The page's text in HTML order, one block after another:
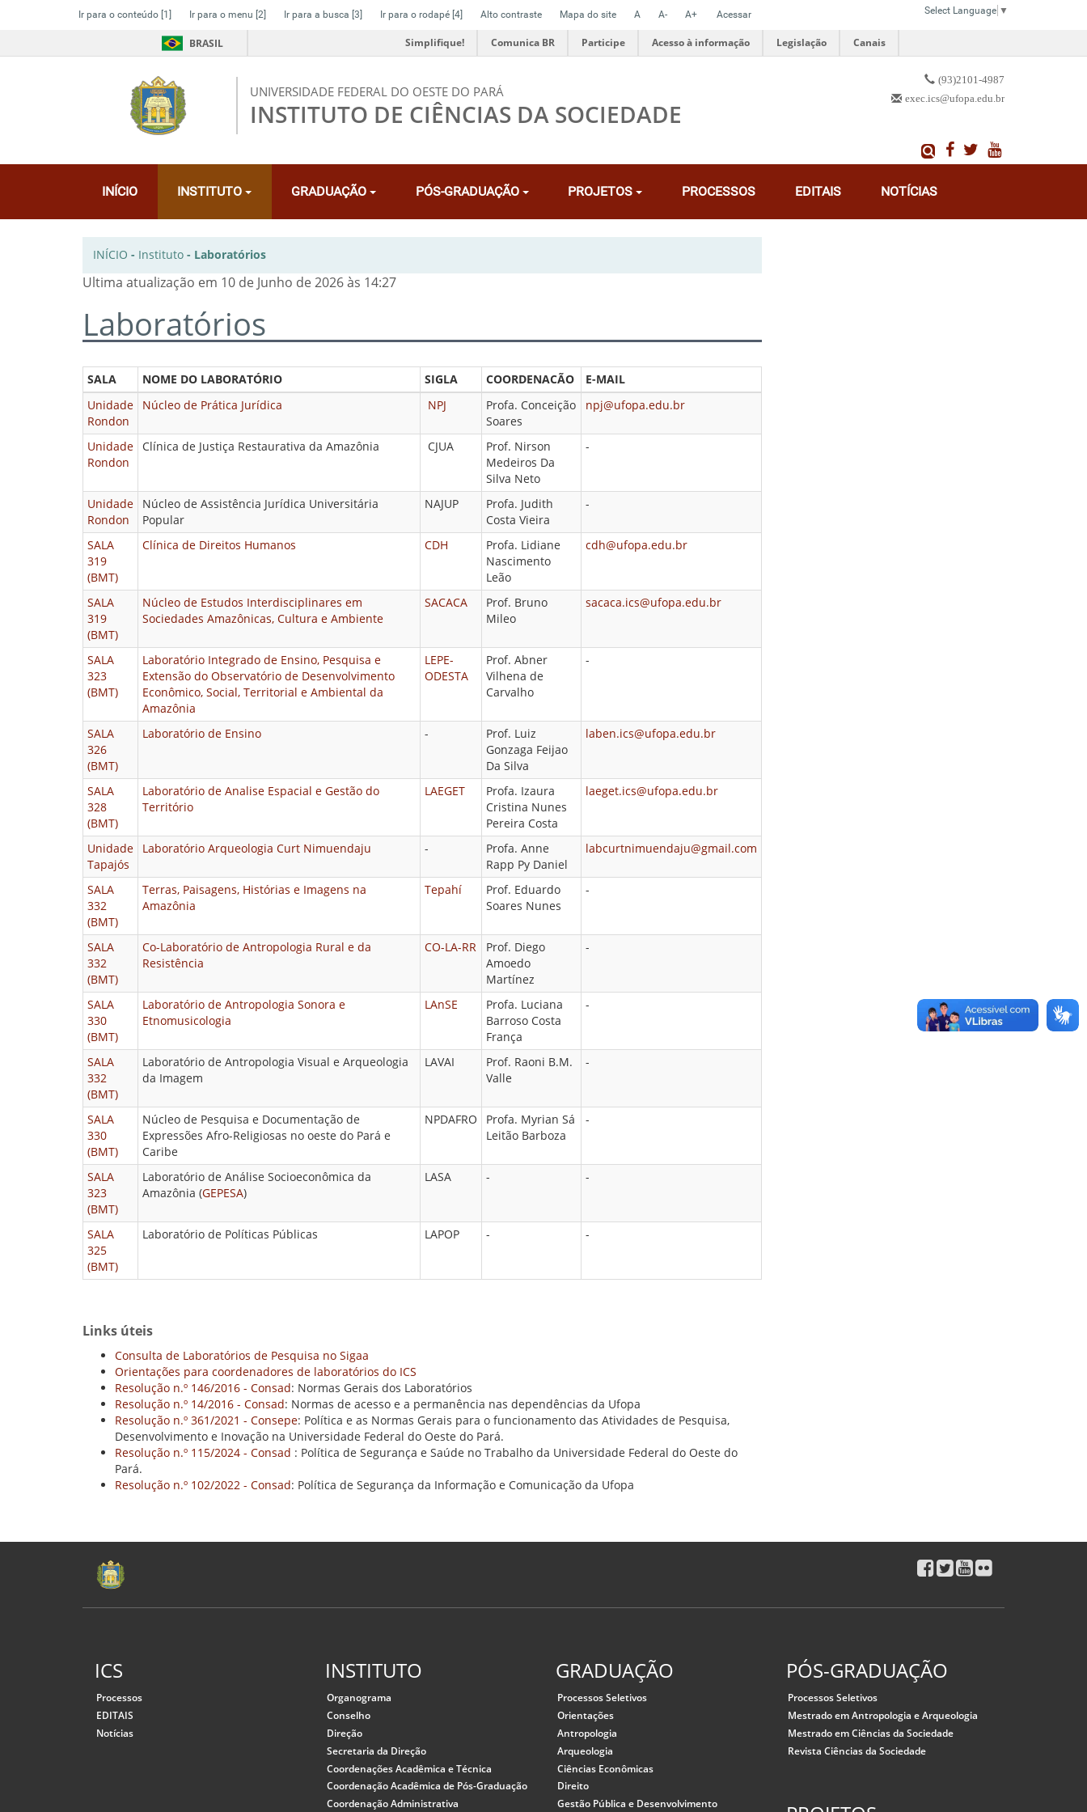
Ir para o conteúdo [1] Ir para o menu [2] Ir para a busca [3] Ir para o rodapé [4] Alto contraste Mapa do site A A- A+ Acessar Select Language ▼
BRASIL Simplifique! Comunica BR Participe Acesso à informação Legislação Canais
UNIVERSIDADE FEDERAL DO OESTE DO PARÁ
INSTITUTO DE CIÊNCIAS DA SOCIEDADE
(93)2101-4987
exec.ics@ufopa.edu.br
INÍCIO INSTITUTO GRADUAÇÃO PÓS-GRADUAÇÃO PROJETOS PROCESSOS EDITAIS NOTÍCIAS
INÍCIO - Instituto- Laboratórios
Ultima atualização em 10 de Junho de 2026 às 14:27
Laboratórios
SALA NOME DO LABORATÓRIO SIGLA COORDENACÃO
E-MAIL
Unidade
Rondon
Núcleo de Prática Jurídica NPJ
Profa. Conceição
Soares
npj@ufopa.edu.br
Unidade
Rondon
Clínica de Justiça Restaurativa da Amazônia CJUA
Prof. Nirson
Medeiros Da
Silva Neto
-
Unidade
Rondon
Núcleo de Assistência Jurídica Universitária
Popular
NAJUP
Profa. Judith
Costa Vieira
-
SALA
319
(BMT)
Clínica de Direitos Humanos CDH
Profa. Lidiane
Nascimento
Leão
cdh@ufopa.edu.br
SALA
319
(BMT)
Núcleo de Estudos Interdisciplinares em
Sociedades Amazônicas, Cultura e Ambiente
SACACA
Prof. Bruno
Mileo
sacaca.ics@ufopa.edu.br
SALA
323
(BMT)
Laboratório Integrado de Ensino, Pesquisa e
Extensão do Observatório de Desenvolvimento
Econômico, Social, Territorial e Ambiental da
Amazônia
LEPE-
ODESTA
Prof. Abner
Vilhena de
Carvalho
-
SALA
326
(BMT)
Laboratório de Ensino -
Prof. Luiz
Gonzaga Feijao
Da Silva
laben.ics@ufopa.edu.br
SALA
328
(BMT)
Laboratório de Analise Espacial e Gestão do
Território
LAEGET
Profa. Izaura
Cristina Nunes
Pereira Costa
laeget.ics@ufopa.edu.br
Unidade
Tapajós
Laboratório Arqueologia Curt Nimuendaju -
Profa. Anne
Rapp Py Daniel
labcurtnimuendaju@gmail.com
SALA
332
(BMT)
Terras, Paisagens, Histórias e Imagens na
Amazônia
Tepahí
Prof. Eduardo
Soares Nunes
-
SALA
332
(BMT)
Co-Laboratório de Antropologia Rural e da
Resistência
CO-LA-RR
Prof. Diego
Amoedo
Martínez
-
SALA
330
(BMT)
Laboratório de Antropologia Sonora e
Etnomusicologia
LAnSE
Profa. Luciana
Barroso Costa
França
-
SALA
332
(BMT)
Laboratório de Antropologia Visual e Arqueologia
da Imagem
LAVAI
Prof. Raoni B.M.
Valle
-
SALA
330
(BMT)
Núcleo de Pesquisa e Documentação de
Expressões Afro-Religiosas no oeste do Pará e
Caribe
NPDAFRO
Profa. Myrian Sá
Leitão Barboza
-
SALA
323
(BMT)
Laboratório de Análise Socioeconômica da
Amazônia (GEPESA)
LASA - -
SALA
325
(BMT)
Laboratório de Políticas Públicas LAPOP - -
Links úteis
Consulta de Laboratórios de Pesquisa no Sigaa
Orientações para coordenadores de laboratórios do ICS
Resolução n.º 146/2016 - Consad: Normas Gerais dos Laboratórios
Resolução n.º 14/2016 - Consad: Normas de acesso e a permanência nas dependências da Ufopa
Resolução n.º 361/2021 - Consepe: Política e as Normas Gerais para o funcionamento das Atividades de Pesquisa,
Desenvolvimento e Inovação na Universidade Federal do Oeste do Pará.
Resolução n.º 115/2024 - Consad : Política de Segurança e Saúde no Trabalho da Universidade Federal do Oeste do
Pará.
Resolução n.º 102/2022 - Consad: Política de Segurança da Informação e Comunicação da Ufopa
ICS
Processos
EDITAIS
Notícias
INSTITUTO
Organograma
Conselho
Direção
Secretaria da Direção
Coordenações Acadêmica e Técnica
Coordenação Acadêmica de Pós-Graduação
Coordenação Administrativa
GRADUAÇÃO
Processos Seletivos
Orientações
Antropologia
Arqueologia
Ciências Econômicas
Direito
Gestão Pública e Desenvolvimento
PÓS-GRADUAÇÃO
Processos Seletivos
Mestrado em Antropologia e Arqueologia
Mestrado em Ciências da Sociedade
Revista Ciências da Sociedade